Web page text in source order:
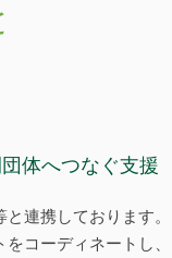
体へつなぐ支援
連携しております。
コーディネートし、